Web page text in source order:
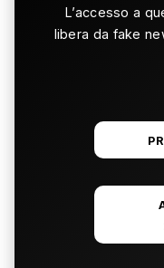
L’accesso a
libera da fake